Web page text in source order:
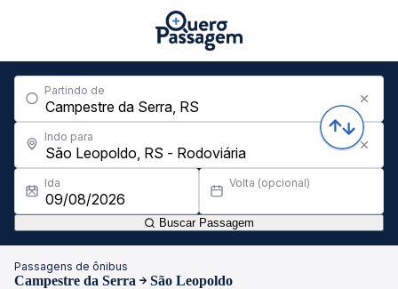
Partindo de
Indo para
Ida Volta (opcional)
Buscar Passagem
Passagens de ônibus
Campestre da Serra São Leopoldo